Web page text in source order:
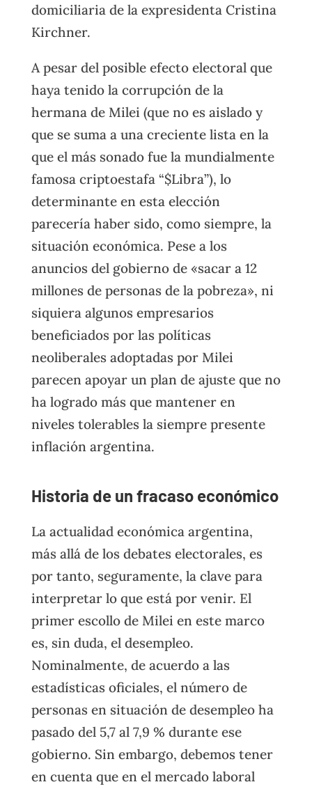
domiciliaria de la expresidenta Cristina
Kirchner.
A pesar del posible efecto electoral que
haya tenido la corrupción de la
hermana de Milei (que no es aislado y
que se suma a una creciente lista en la
que el más sonado fue la mundialmente
famosa criptoestafa “$Libra”), lo
determinante en esta elección
parecería haber sido, como siempre, la
situación económica. Pese a los
anuncios del gobierno de «sacar a 12
millones de personas de la pobreza», ni
siquiera algunos empresarios
beneficiados por las políticas
neoliberales adoptadas por Milei
parecen apoyar un plan de ajuste que no
ha logrado más que mantener en
niveles tolerables la siempre presente
inflación argentina.
Historia de un fracaso económico
La actualidad económica argentina,
más allá de los debates electorales, es
por tanto, seguramente, la clave para
interpretar lo que está por venir. El
primer escollo de Milei en este marco
es, sin duda, el desempleo.
Nominalmente, de acuerdo a las
estadísticas oficiales, el número de
personas en situación de desempleo ha
pasado del 5,7 al 7,9 % durante ese
gobierno. Sin embargo, debemos tener
en cuenta que en el mercado laboral